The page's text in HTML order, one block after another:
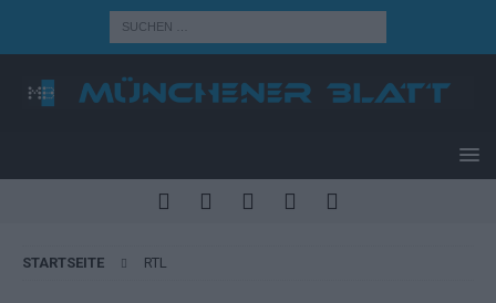
STARTSEITE RTL